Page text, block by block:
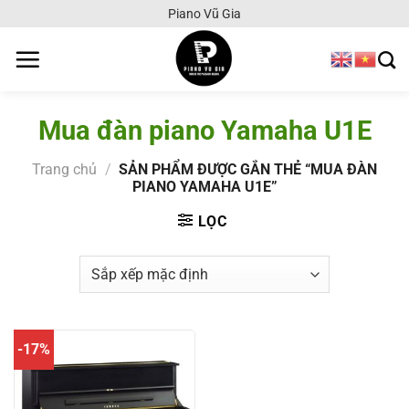
nội
Piano Vũ Gia
Mua đàn piano Yamaha U1E
Trang chủ / SẢN PHẨM ĐƯỢC GẮN THẺ “MUA ĐÀN
PIANO YAMAHA U1E”
LỌC
-17%